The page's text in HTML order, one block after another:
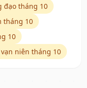
đạo tháng 10
tháng 10
10
vạn niên tháng 10